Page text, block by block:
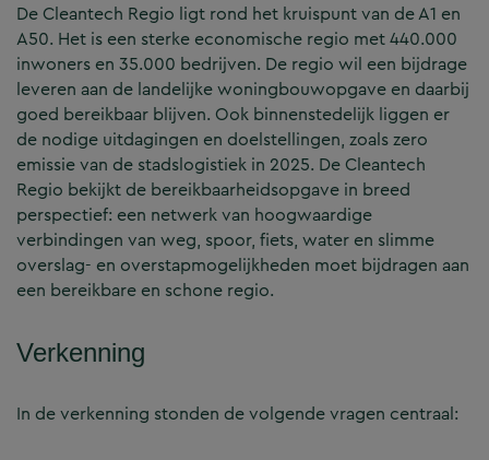
De Cleantech Regio ligt rond het kruispunt van de A1 en
A50. Het is een sterke economische regio met 440.000
inwoners en 35.000 bedrijven. De regio wil een bijdrage
leveren aan de landelijke woningbouwopgave en daarbij
goed bereikbaar blijven. Ook binnenstedelijk liggen er
de nodige uitdagingen en doelstellingen, zoals zero
emissie van de stadslogistiek in 2025. De Cleantech
Regio bekijkt de bereikbaarheidsopgave in breed
perspectief: een netwerk van hoogwaardige
verbindingen van weg, spoor, fiets, water en slimme
overslag- en overstapmogelijkheden moet bijdragen aan
een bereikbare en schone regio.
Verkenning
In de verkenning stonden de volgende vragen centraal: